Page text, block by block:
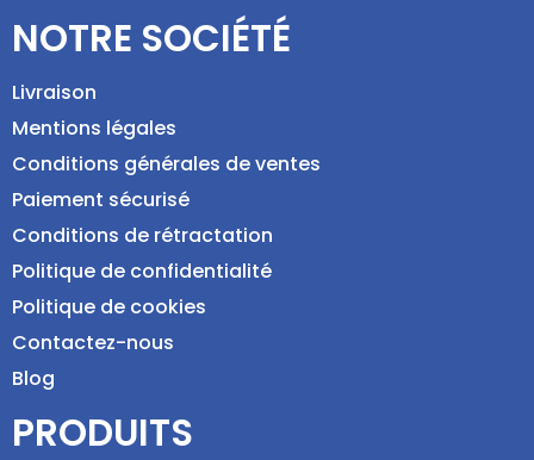
NOTRE SOCIÉTÉ
Livraison
Mentions légales
Conditions générales de ventes
Paiement sécurisé
Conditions de rétractation
Politique de confidentialité
Politique de cookies
Contactez-nous
Blog
PRODUITS